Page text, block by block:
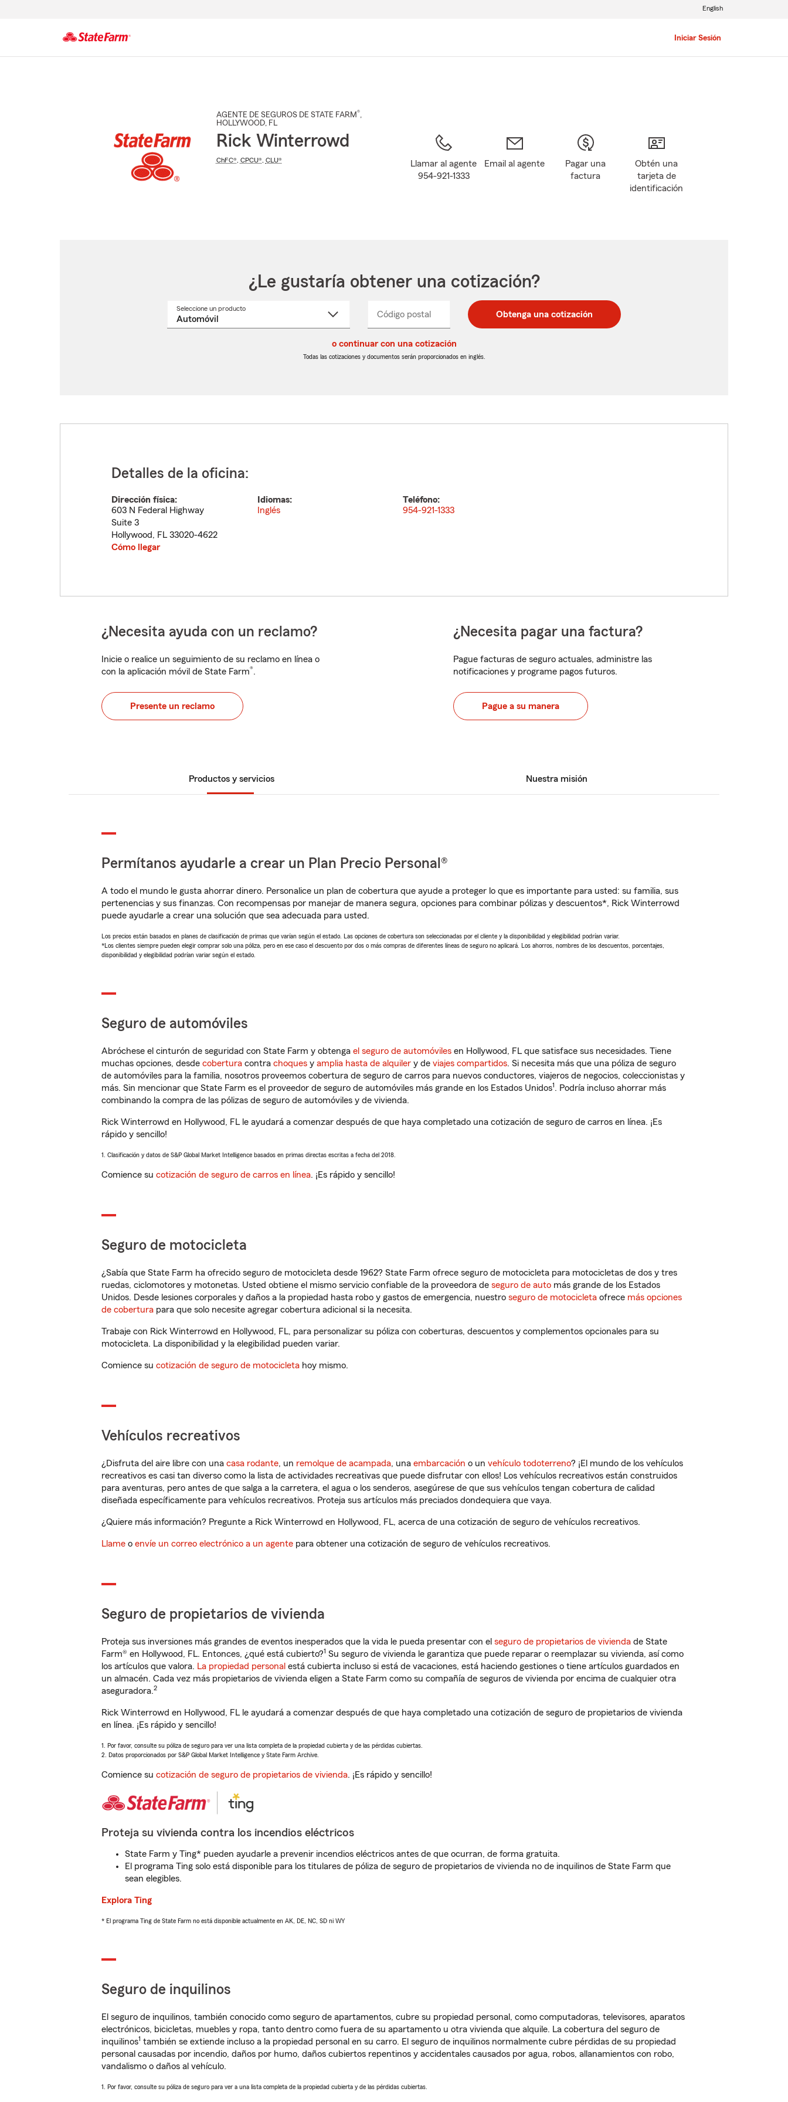
Iniciar Sesión
English
AGENTE DE SEGUROS DE STATE FARM®,
HOLLYWOOD, FL
Rick Winterrowd
ChFC®, CPCU®, CLU®
Llamar al agente
954-921-1333
Email al agente
Pagar una
factura
Obtén una
tarjeta de
identificación
¿Le gustaría obtener una cotización?
Seleccione un productoSeleccione
Código postal
postal
de
postal
de
_____ Obtenga una cotización
o continuar con una cotización
Todas las cotizaciones y documentos serán proporcionados en inglés.
Detalles de la oficina:
Dirección física:
603 N Federal Highway
Suite 3
Hollywood, FL 33020-4622
Cómo llegar
Idiomas:
Inglés
Teléfono:
954-921-1333
¿Necesita ayuda con un reclamo?
Inicie o realice un seguimiento de su reclamo en línea o
con la aplicación móvil de State Farm®.
Presente un reclamo
¿Necesita pagar una factura?
Pague facturas de seguro actuales, administre las
notificaciones y programe pagos futuros.
Pague a su manera
Productos y servicios Nuestra misión
Permítanos ayudarle a crear un Plan Precio Personal®
A todo el mundo le gusta ahorrar dinero. Personalice un plan de cobertura que ayude a proteger lo que es importante para usted: su familia, sus
pertenencias y sus finanzas. Con recompensas por manejar de manera segura, opciones para combinar pólizas y descuentos*, Rick Winterrowd
puede ayudarle a crear una solución que sea adecuada para usted.
Los precios están basados en planes de clasificación de primas que varían según el estado. Las opciones de cobertura son seleccionadas por el cliente y la disponibilidad y elegibilidad podrían variar.
*Los clientes siempre pueden elegir comprar solo una póliza, pero en ese caso el descuento por dos o más compras de diferentes líneas de seguro no aplicará. Los ahorros, nombres de los descuentos, porcentajes,
disponibilidad y elegibilidad podrían variar según el estado.
Seguro de automóviles
Abróchese el cinturón de seguridad con State Farm y obtenga el seguro de automóviles en Hollywood, FL que satisface sus necesidades. Tiene
muchas opciones, desde cobertura contra choques y amplia hasta de alquiler y de viajes compartidos. Si necesita más que una póliza de seguro
de automóviles para la familia, nosotros proveemos cobertura de seguro de carros para nuevos conductores, viajeros de negocios, coleccionistas y
más. Sin mencionar que State Farm es el proveedor de seguro de automóviles más grande en los Estados Unidos1. Podría incluso ahorrar más
combinando la compra de las pólizas de seguro de automóviles y de vivienda.
Rick Winterrowd en Hollywood, FL le ayudará a comenzar después de que haya completado una cotización de seguro de carros en línea. ¡Es
rápido y sencillo!
1. Clasificación y datos de S&P Global Market Intelligence basados en primas directas escritas a fecha del 2018.
Comience su cotización de seguro de carros en línea. ¡Es rápido y sencillo!
Seguro de motocicleta
¿Sabía que State Farm ha ofrecido seguro de motocicleta desde 1962? State Farm ofrece seguro de motocicleta para motocicletas de dos y tres
ruedas, ciclomotores y motonetas. Usted obtiene el mismo servicio confiable de la proveedora de seguro de auto más grande de los Estados
Unidos. Desde lesiones corporales y daños a la propiedad hasta robo y gastos de emergencia, nuestro seguro de motocicleta ofrece más opciones
de cobertura para que solo necesite agregar cobertura adicional si la necesita.
Trabaje con Rick Winterrowd en Hollywood, FL, para personalizar su póliza con coberturas, descuentos y complementos opcionales para su
motocicleta. La disponibilidad y la elegibilidad pueden variar.
Comience su cotización de seguro de motocicleta hoy mismo.
Vehículos recreativos
¿Disfruta del aire libre con una casa rodante, un remolque de acampada, una embarcación o un vehículo todoterreno? ¡El mundo de los vehículos
recreativos es casi tan diverso como la lista de actividades recreativas que puede disfrutar con ellos! Los vehículos recreativos están construidos
para aventuras, pero antes de que salga a la carretera, el agua o los senderos, asegúrese de que sus vehículos tengan cobertura de calidad
diseñada específicamente para vehículos recreativos. Proteja sus artículos más preciados dondequiera que vaya.
¿Quiere más información? Pregunte a Rick Winterrowd en Hollywood, FL, acerca de una cotización de seguro de vehículos recreativos.
Llame o envíe un correo electrónico a un agente para obtener una cotización de seguro de vehículos recreativos.
Seguro de propietarios de vivienda
Proteja sus inversiones más grandes de eventos inesperados que la vida le pueda presentar con el seguro de propietarios de vivienda de State
Farm® en Hollywood, FL. Entonces, ¿qué está cubierto?1 Su seguro de vivienda le garantiza que puede reparar o reemplazar su vivienda, así como
los artículos que valora. La propiedad personal está cubierta incluso si está de vacaciones, está haciendo gestiones o tiene artículos guardados en
un almacén. Cada vez más propietarios de vivienda eligen a State Farm como su compañía de seguros de vivienda por encima de cualquier otra
aseguradora.2
Rick Winterrowd en Hollywood, FL le ayudará a comenzar después de que haya completado una cotización de seguro de propietarios de vivienda
en línea. ¡Es rápido y sencillo!
1. Por favor, consulte su póliza de seguro para ver una lista completa de la propiedad cubierta y de las pérdidas cubiertas.
2. Datos proporcionados por S&P Global Market Intelligence y State Farm Archive.
Comience su cotización de seguro de propietarios de vivienda. ¡Es rápido y sencillo!
Proteja su vivienda contra los incendios eléctricos
State Farm y Ting* pueden ayudarle a prevenir incendios eléctricos antes de que ocurran, de forma gratuita.
El programa Ting solo está disponible para los titulares de póliza de seguro de propietarios de vivienda no de inquilinos de State Farm que
sean elegibles.
Explora Ting
* El programa Ting de State Farm no está disponible actualmente en AK, DE, NC, SD ni WY
Seguro de inquilinos
El seguro de inquilinos, también conocido como seguro de apartamentos, cubre su propiedad personal, como computadoras, televisores, aparatos
electrónicos, bicicletas, muebles y ropa, tanto dentro como fuera de su apartamento u otra vivienda que alquile. La cobertura del seguro de
inquilinos1 también se extiende incluso a la propiedad personal en su carro. El seguro de inquilinos normalmente cubre pérdidas de su propiedad
personal causadas por incendio, daños por humo, daños cubiertos repentinos y accidentales causados por agua, robos, allanamientos con robo,
vandalismo o daños al vehículo.
1. Por favor, consulte su póliza de seguro para ver a una lista completa de la propiedad cubierta y de las pérdidas cubiertas.